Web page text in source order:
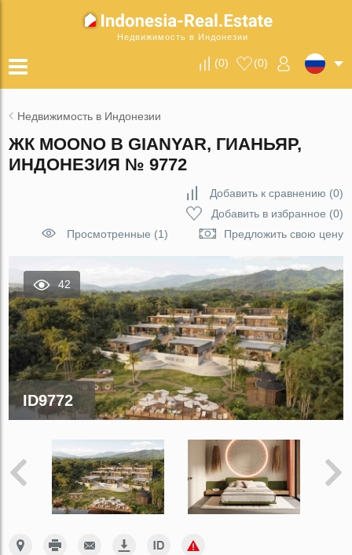
Недвижимость в Индонезии
(0) (0)
Недвижимость в Индонезии
ЖК MOONO В GIANYAR, ГИАНЬЯР,
ИНДОНЕЗИЯ № 9772
Добавить к сравнению (0)
Добавить в избранное (0)
Просмотренные (1)
Предложить свою цену
42
ID9772